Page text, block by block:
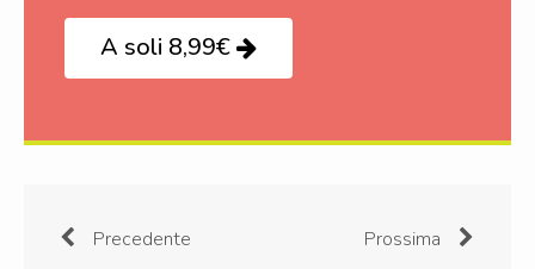
A soli 8,99€
Precedente Prossima